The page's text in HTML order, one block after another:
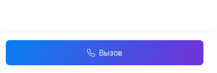
Вызов